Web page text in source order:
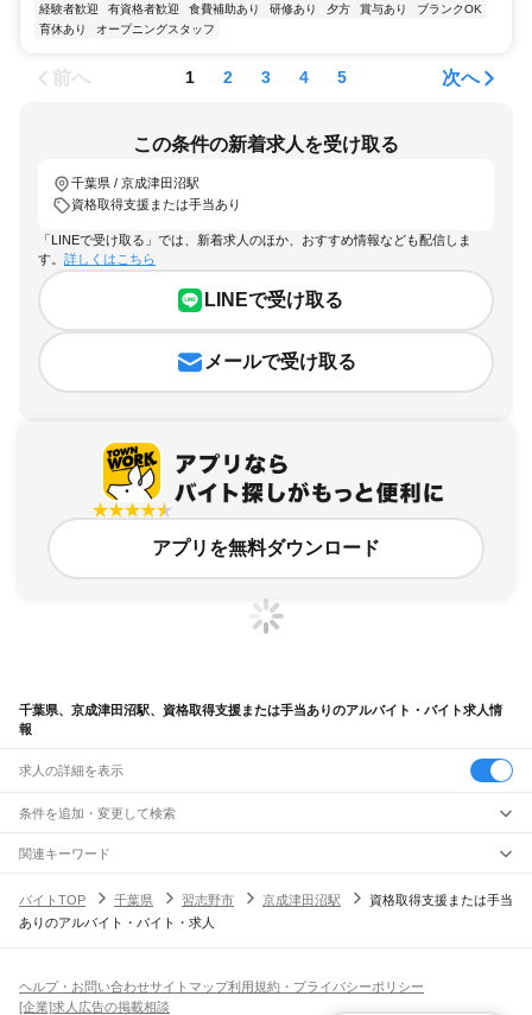
経験者歓迎
有資格者歓迎 食費補助あり 研修あり 夕方 賞与あり
ブランクOK
育休あり
オープニングスタッフ
前へ 1 2 3 4 5 次へ
この条件の新着求人を受け取る
千葉県 / 京成津田沼駅
資格取得支援または手当あり
「LINEで受け取る」では、新着求人のほか、おすすめ情報なども配信しま
す。 詳しくはこちら
LINEで受け取る
メールで受け取る
アプリを無料ダウンロード
千葉県、京成津田沼駅、資格取得支援または手当ありのアルバイト・バイト求人情
報
求人の詳細を表示
条件を追加・変更して検索
市区町村を追加・変更
千葉県すべて
千葉市すべて
旭市習志野市柏市勝浦市市原市流山市八千代市我孫子市鴨川市鎌ケ谷市
駅を追加・変更
JR中央・総武線
市川駅本八幡駅下総中山駅 津田沼駅幕張本郷駅幕張駅
職種を追加・変更
飲食・フードサービスすべて
ホールスタッフキッチンスタッフ
人気
関連キーワード
バイトTOP
千葉県 習志野市 京成津田沼駅
資格取得支援または手当
ありのアルバイト・バイト・求人
ヘルプ・お問い合わせサイトマップ利用規約・プライバシーポリシー
[企業]求人広告の掲載相談